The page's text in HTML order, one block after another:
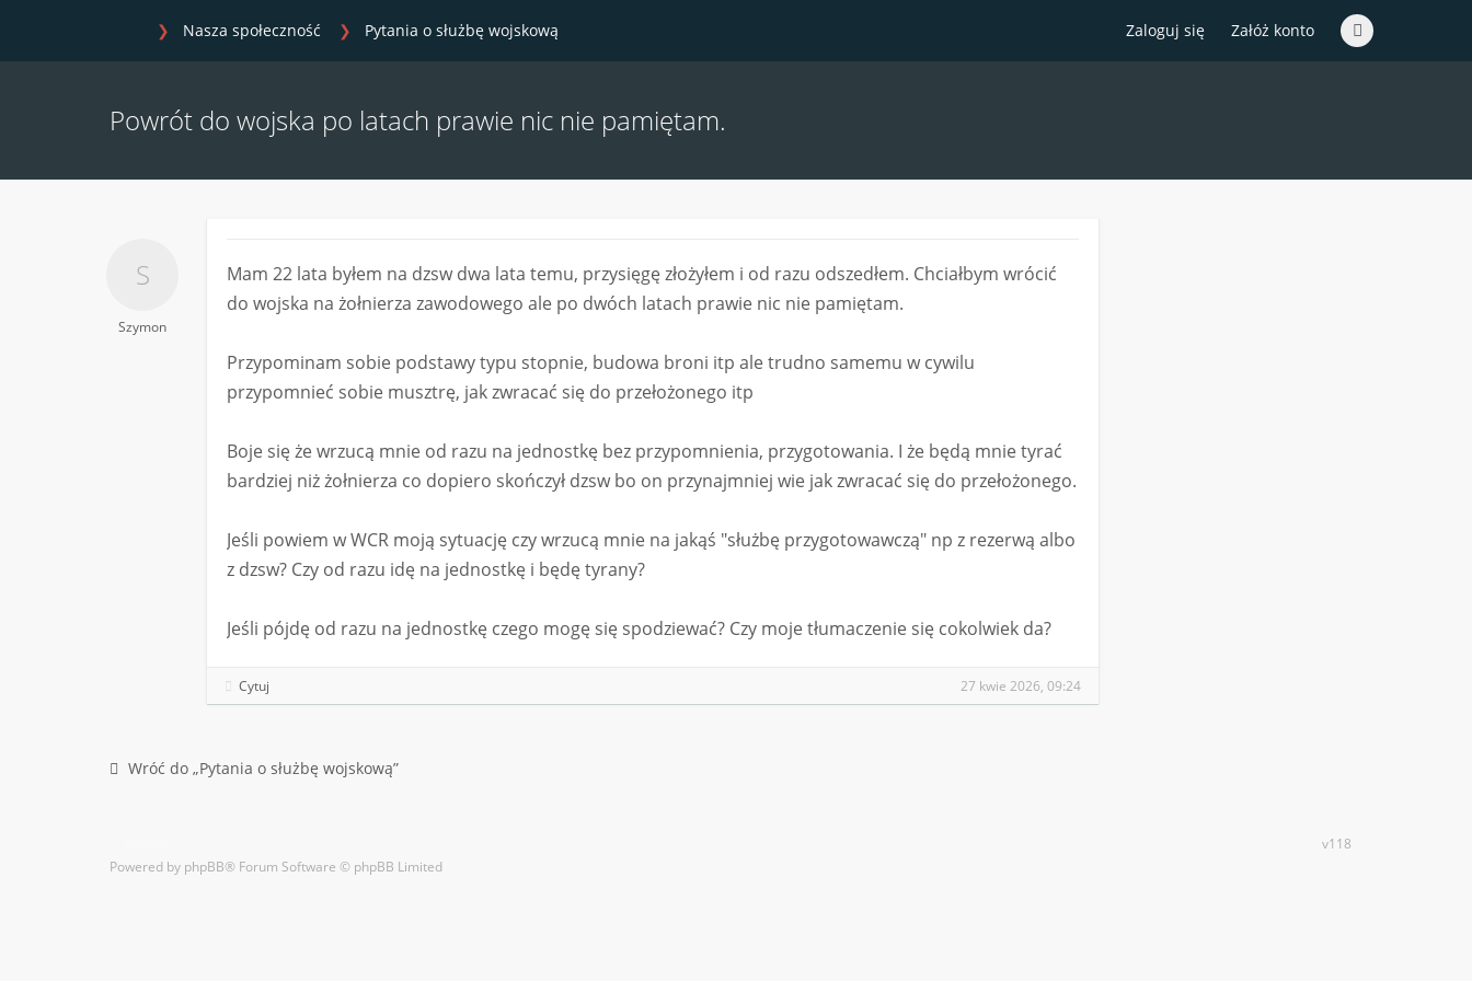
Zaloguj się Załóż konto
Nasza społeczność Pytania o służbę wojskową
Powrót do wojska po latach prawie nic nie pamiętam.
Szymon
Mam 22 lata byłem na dzsw dwa lata temu, przysięgę złożyłem i od razu odszedłem. Chciałbym wrócić
do wojska na żołnierza zawodowego ale po dwóch latach prawie nic nie pamiętam.
Przypominam sobie podstawy typu stopnie, budowa broni itp ale trudno samemu w cywilu
przypomnieć sobie musztrę, jak zwracać się do przełożonego itp
Boje się że wrzucą mnie od razu na jednostkę bez przypomnienia, przygotowania. I że będą mnie tyrać
bardziej niż żołnierza co dopiero skończył dzsw bo on przynajmniej wie jak zwracać się do przełożonego.
Jeśli powiem w WCR moją sytuację czy wrzucą mnie na jakąś "służbę przygotowawczą" np z rezerwą albo
z dzsw? Czy od razu idę na jednostkę i będę tyrany?
Jeśli pójdę od razu na jednostkę czego mogę się spodziewać? Czy moje tłumaczenie się cokolwiek da?
Cytuj 27 kwie 2026, 09:24
Wróć do „Pytania o służbę wojskową”
v118
Powered by phpBB® Forum Software © phpBB Limited